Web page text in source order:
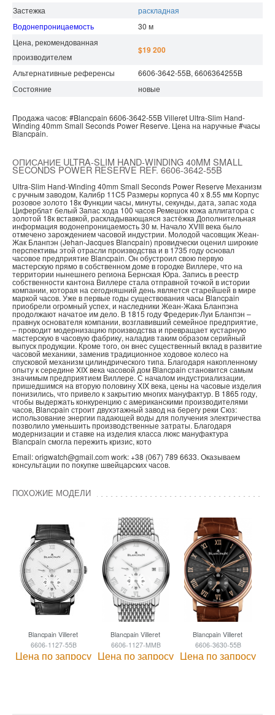
Застежка
раскладная
Водонепроницаемость
30 м
Цена, рекомендованная
производителем
$19 200
Альтернативные референсы
6606-3642-55B, 6606364255B
Состояние
новые
Продажа часов:#Blancpain 6606-3642-55BVilleret Ultra-Slim Hand-
Winding 40mm Small Seconds Power Reserve. Цена на наручные #часы
Blancpain.
ОПИСАНИЕ ULTRA-SLIM HAND-WINDING 40MM SMALL
SECONDS POWER RESERVE REF. 6606-3642-55B
Ultra-Slim Hand-Winding 40mm Small Seconds Power Reserve Механизм
с ручным заводом, Калибр 11C5 Размеры корпуса 40 x 8.55 мм Корпус
розовое золото 18к Функции часы, минуты, секунды, дата, запас хода
Циферблат белый Запас хода 100 часов Ремешок кожа аллигатора с
золотой 18к вставкой, раскладывающаяся застёжка Дополнительная
информация водонепроницаемость 30 м. Начало XVIII века было
отмечено зарождением часовой индустрии. Молодой часовщик Жеан-
Жак Бланпэн (Jehan-Jacques Blancpain) провидчески оценил широкие
перспективы этой отрасли производства и в 1735 году основал
часовое предприятие Blancpain. Он обустроил свою первую
мастерскую прямо в собственном доме в городке Виллере, что на
территории нынешнего региона Бернская Юра. Запись в реестр
собственности кантона Виллере стала отправной точкой в истории
компании, которая на сегодняшний день является старейшей в мире
маркой часов. Уже в первые годы существования часы Blancpain
приобрели огромный успех, и наследники Жеан-Жака Бланпэна
продолжают начатое им дело. В 1815 году Фредерик-Луи Бланпэн –
правнук основателя компании, возглавивший семейное предприятие,
– проводит модернизацию производства и превращает кустарную
мастерскую в часовую фабрику, наладив таким образом серийный
выпуск продукции. Кроме того, он внес существенный вклад в развитие
часовой механики, заменив традиционное ходовое колесо на
спусковой механизм цилиндрического типа. Благодаря накопленному
опыту к середине XIX века часовой дом Blancpain становится самым
значимым предприятием Виллере. С началом индустриализации,
пришедшимся на вторую половину XIX века, цены на часовые изделия
понизились, что привело к закрытию многих мануфактур. В 1865 году,
чтобы выдержать конкуренцию с американскими производителями
часов, Blancpain строит двухэтажный завод на берегу реки Сюз:
использование энергии падающей воды для получения электричества
позволило уменьшить производственные затраты. Благодаря
модернизации и ставке на изделия класса люкс мануфактура
Blancpain смогла пережить кризис, кото
Email: origwatch@gmail.com work: +38 (067) 789 6633. Оказываем
консультации по покупке швейцарских часов.
ПОХОЖИЕ МОДЕЛИ
Blancpain Villeret
6606-1127-55B
Цена по запросу
Blancpain Villeret
6606-1127-MMB
Цена по запросу
Blancpain Villeret
6606-3630-55B
Цена по запросу